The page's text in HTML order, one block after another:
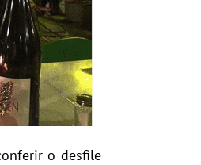
o desfile